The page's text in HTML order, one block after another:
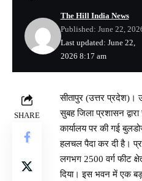
Last updated: June 22,
2026 8:17 am
The Hill India News
Published: June 22,
SHARE
सीतापुर (उत्तर प्रदेश)।
सुबह जिला प्रशासन
कार्यालय पर की गई
हलचल पैदा कर दी है।
लगभग 2500 वर्ग फीट
दिया। इस भवन में एक